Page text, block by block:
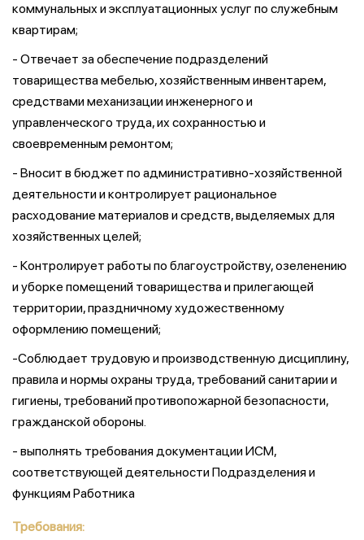
коммунальных и эксплуатационных услуг по служебным
квартирам;
- Отвечает за обеспечение подразделений
товарищества мебелью, хозяйственным инвентарем,
средствами механизации инженерного и
управленческого труда, их сохранностью и
своевременным ремонтом;
- Вносит в бюджет по административно-хозяйственной
деятельности и контролирует рациональное
расходование материалов и средств, выделяемых для
хозяйственных целей;
- Контролирует работы по благоустройству, озеленению
и уборке помещений товарищества и прилегающей
территории, праздничному художественному
оформлению помещений;
-Соблюдает трудовую и производственную дисциплину,
правила и нормы охраны труда, требований санитарии и
гигиены, требований противопожарной безопасности,
гражданской обороны.
- выполнять требования документации ИСМ,
соответствующей деятельности Подразделения и
функциям Работника
Требования: